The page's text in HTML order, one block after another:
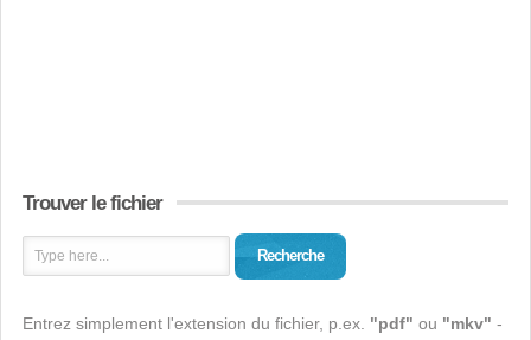
Trouver le fichier
Recherche
Entrez simplement l'extension du fichier, p.ex. "pdf" ou "mkv" -